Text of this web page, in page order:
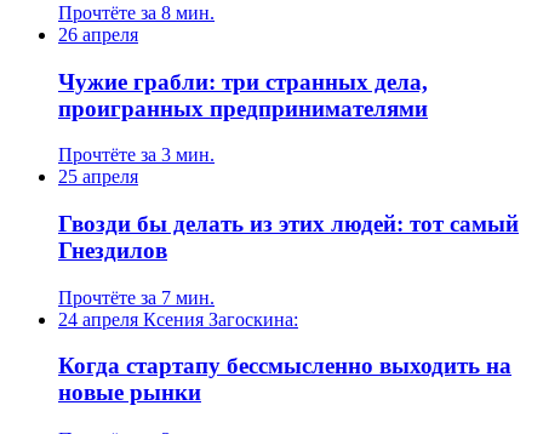
Прочтёте за 8 мин.
26 апреля
Чужие грабли: три странных дела,
проигранных предпринимателями
Прочтёте за 3 мин.
25 апреля
Гвозди бы делать из этих людей: тот самый
Гнездилов
Прочтёте за 7 мин.
24 апреля Ксения Загоскина:
Когда стартапу бессмысленно выходить на
новые рынки